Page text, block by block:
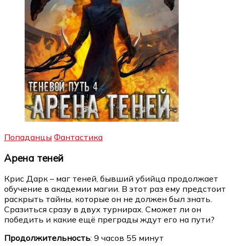
Попаданцы Фантастика
Арена теней
Крис Дарк – маг теней, бывший убийца продолжает
обучение в академии магии. В этот раз ему предстоит
раскрыть тайны, которые он не должен был знать.
Сразиться сразу в двух турнирах. Сможет ли он
победить и какие ещё преграды ждут его на пути?
Продолжительность: 9 часов 55 минут